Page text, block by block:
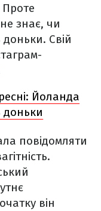
знає, чи
доньки. Свій
Йоланда
доньки
повідомляти
він